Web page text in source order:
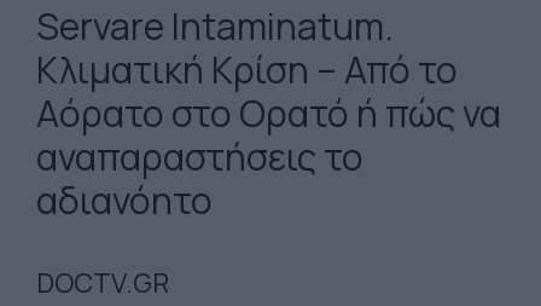
Servare Intaminatum.
Κλιματική Κρίση – Από το
Αόρατο στο Ορατό ή πώς να
αναπαραστήσεις το
αδιανόητο
DOCTV.GR